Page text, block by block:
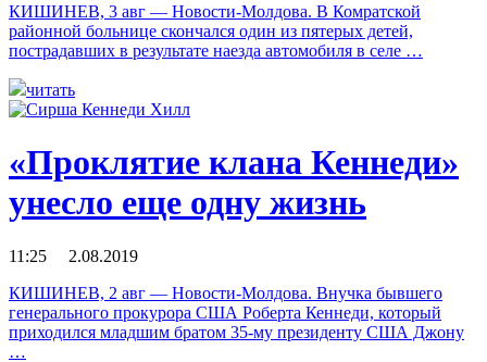
КИШИНЕВ, 3 авг — Новости-Молдова. В Комратской
районной больнице скончался один из пятерых детей,
пострадавших в результате наезда автомобиля в селе …
читать
«Проклятие клана Кеннеди»
унесло еще одну жизнь
11:25 2.08.2019
КИШИНЕВ, 2 авг — Новости-Молдова. Внучка бывшего
генерального прокурора США Роберта Кеннеди, который
приходился младшим братом 35-му президенту США Джону
…